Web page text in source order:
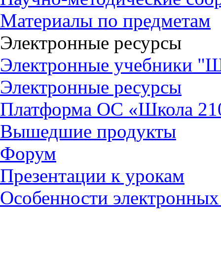
Материалы по предметам
Электронные ресурсы
Электронные учебники
Электронные ресурсы
Платформа ОС «Школа
Вышедшие продукты
Форум
Презентации к урокам
Особенности